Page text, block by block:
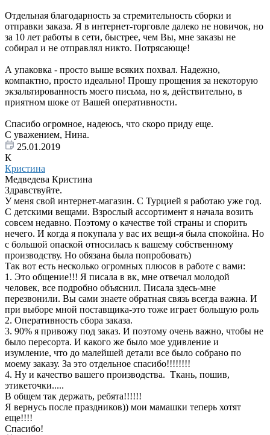
Отдельная благодарность за стремительность сборки и
отправки заказа. Я в интернет-торговле далеко не новичок, но
за 10 лет работы в сети, быстрее, чем Вы, мне заказы не
собирал и не отправлял никто. Потрясающе!
А упаковка - просто выше всяких похвал. Надежно,
компактно, просто идеально! Прошу прощения за некоторую
экзальтированность моего письма, но я, действительно, в
приятном шоке от Вашей оперативности.
Спасибо огромное, надеюсь, что скоро приду еще.
С уважением, Нина.
25.01.2019
К
Кристина
Медведева Кристина
Здравствуйте.
У меня свой интернет-магазин. С Турцией я работаю уже год.
С детскими вещами. Взрослый ассортимент я начала возить
совсем недавно. Поэтому о качестве той страны и спорить
нечего. И когда я покупала у вас их вещи-я была спокойна. Но
с большой опаской относилась к вашему собственному
производству. Но обязана была попробовать)
Так вот есть несколько огромных плюсов в работе с вами:
1. Это общение!!! Я писала в вк, мне отвечал молодой
человек, все подробно объяснил. Писала здесь-мне
перезвонили. Вы сами знаете обратная связь всегда важна. И
при выборе мной поставщика-это тоже играет большую роль
2. Оперативность сбора заказа.
3. 90% я привожу под заказ. И поэтому очень важно, чтобы не
было пересорта. И какого же было мое удивление и
изумление, что до малейшей детали все было собрано по
моему заказу. За это отдельное спасибо!!!!!!!!
4. Ну и качество вашего производства. Ткань, пошив,
этикеточки.....
В общем так держать, ребята!!!!!!
Я вернусь после праздников)) мои мамашки теперь хотят
еще!!!!
Спасибо!